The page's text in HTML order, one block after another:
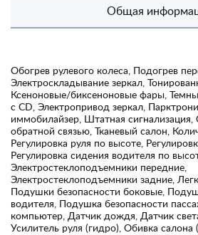
Общая
Обогрев рулевого колеса, Подогрев
Электроскладывание зеркал,
Ксеноновые/биксеноновые фары,
с CD, Электропривод зеркал,
иммобилайзер, Штатная сигнализация,
обратной связью, Тканевый салон,
Регулировка руля по высоте,
Регулировка сидения водителя по
Электростеклоподъемники передние,
Электростеклоподъемники задние,
Подушки безопасности боковые,
водителя, Подушка безопасности
компьютер, Датчик дождя, Датчик
Усилитель руля (гидро), Обивка салона